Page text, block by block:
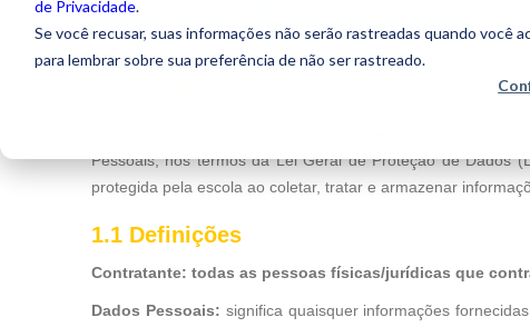
de Privacidade.
Se você recusar, suas informações não serão rastreadas quando você
para lembrar sobre sua preferência de não ser rastreado.
POLÍTICA DE PRIVACIDADE
1. INFORMAÇÕES GERAIS E
A Bioma Educação valoriza a privacidade de seus Alunos
Pessoais, nos termos da Lei Geral de Proteção de Dados
protegida pela escola ao coletar, tratar e armazenar
1.1 Definições
Contratante: todas as pessoas físicas/jurídicas que
Dados Pessoais: significa quaisquer informações